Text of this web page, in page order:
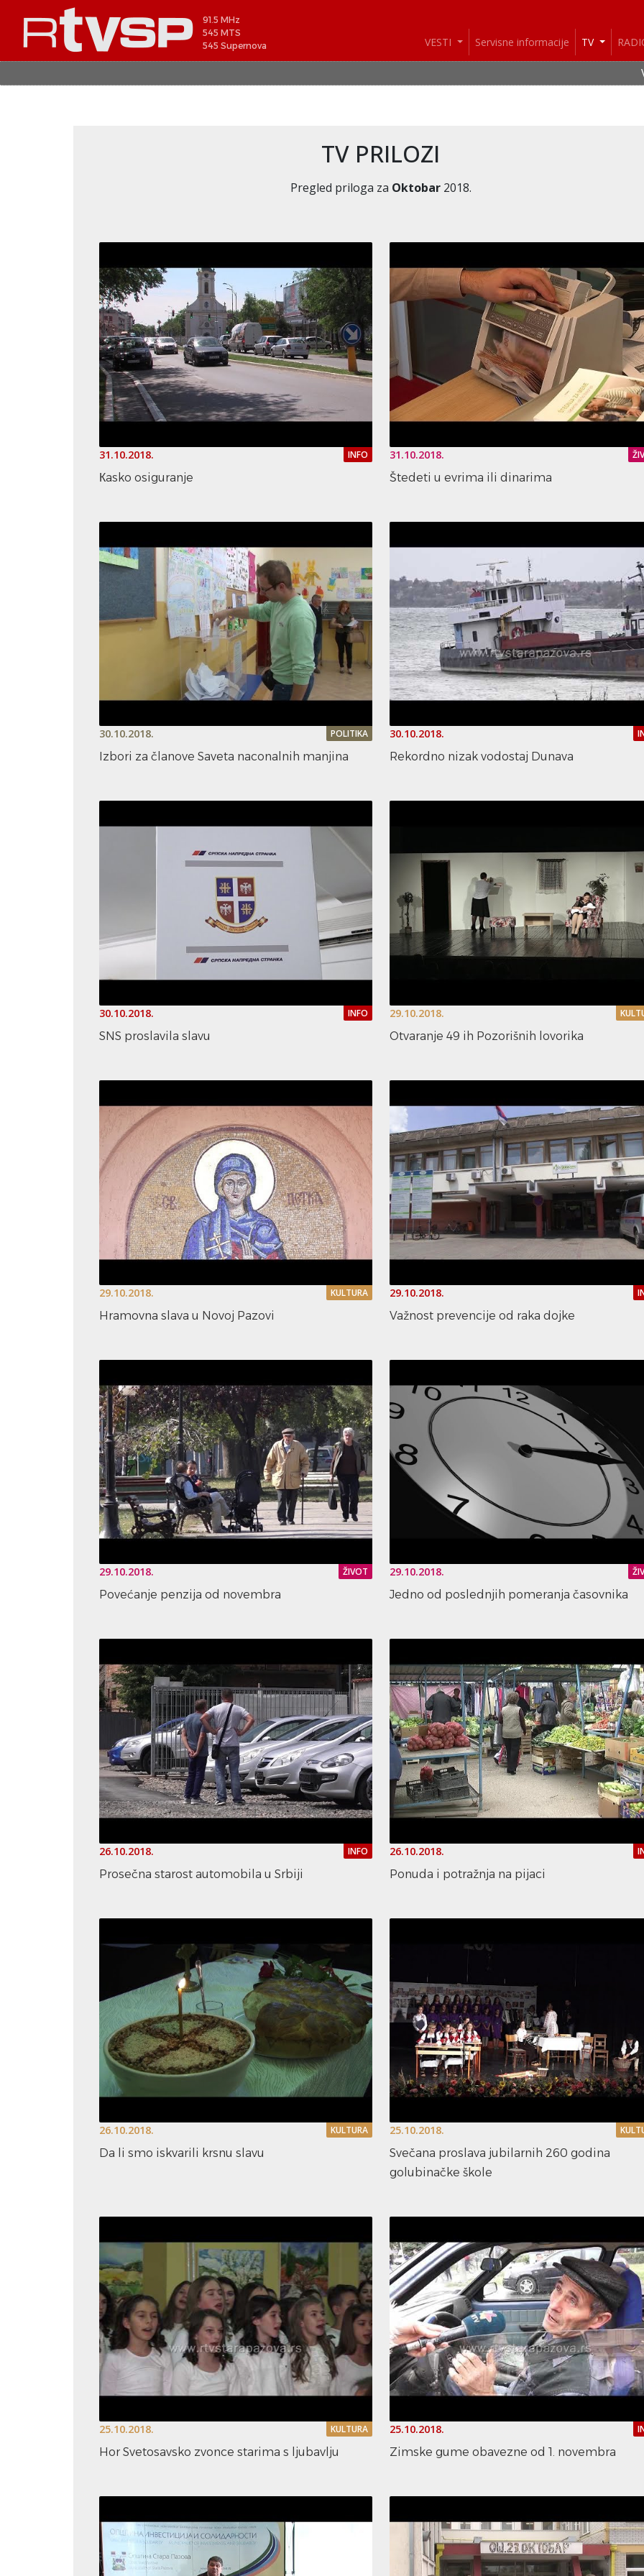
91.5 MHz
545 MTS
545 Supernova
VESTI Servisne informacije TV
VESTI: I danas
TV PRILOZI
Pregled priloga za Oktobar2018.
31.10.2018. INFO
Кasko osiguranje
31.10.2018.
Štedeti u evrima ili dinarima
30.10.2018. POLITIKA
Izbori za članove Saveta naconalnih manjina
30.10.2018.
Rekordno nizak vodostaj Dunava
30.10.2018. INFO
SNS proslavila slavu
29.10.2018.
Otvaranje 49 ih Pozorišnih lovorika
29.10.2018. KULTURA
Hramovna slava u Novoj Pazovi
29.10.2018.
Važnost prevencije od raka dojke
29.10.2018. ŽIVOT
Povećanje penzija od novembra
29.10.2018.
Jedno od poslednjih pomeranja časovnika
26.10.2018. INFO
Prosečna starost automobila u Srbiji
26.10.2018.
Ponuda i potražnja na pijaci
26.10.2018. KULTURA
Da li smo iskvarili krsnu slavu
25.10.2018.
Svečana proslava jubilarnih 260 godina
golubinačke škole
25.10.2018. KULTURA
Hor Svetosavsko zvonce starima s ljubavlju
25.10.2018.
Zimske gume obavezne od 1. novembra